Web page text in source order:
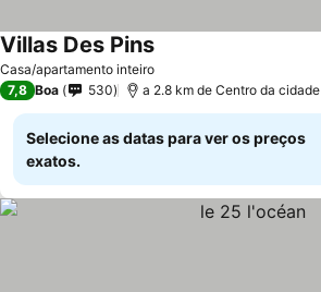
Casa/apartamento inteiro
Villas Des PinsVer preços
7,8 Boa 530 a 2.8 km de Centro da cidade
Selecione as datas para ver os preços
exatos.